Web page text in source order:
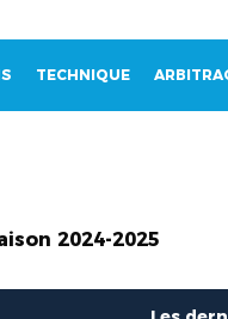
TECHNIQUE
2024-2025